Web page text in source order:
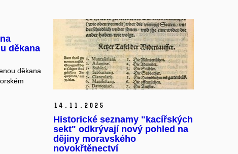
děkana
děkana
14. 11. 2025
Historické seznamy "kacířských
sekt" odkrývají nový pohled na
dějiny moravského
novokřtěnectví